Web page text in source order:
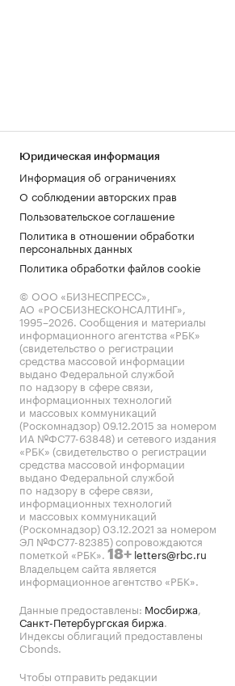
Юридическая информация
Информация об ограничениях
О соблюдении авторских прав
Пользовательское соглашение
Политика в отношении обработки
персональных данных
Политика обработки файлов cookie
© ООО «БИЗНЕСПРЕСС»,
АО «РОСБИЗНЕСКОНСАЛТИНГ»,
1995–2026. Сообщения и материалы
информационного агентства «РБК»
(свидетельство о регистрации
средства массовой информации
выдано Федеральной службой
по надзору в сфере связи,
информационных технологий
и массовых коммуникаций
(Роскомнадзор) 09.12.2015 за номером
ИА №ФС77-63848) и сетевого издания
«РБК» (свидетельство о регистрации
средства массовой информации
выдано Федеральной службой
по надзору в сфере связи,
информационных технологий
и массовых коммуникаций
(Роскомнадзор) 03.12.2021 за номером
ЭЛ №ФС77-82385) сопровождаются
пометкой «РБК». 18+ letters@rbc.ru
Владельцем сайта является
информационное агентство «РБК».
Данные предоставлены: Мосбиржа,
Санкт-Петербургская биржа.
Индексы облигаций предоставлены
Cbonds.
Чтобы отправить редакции